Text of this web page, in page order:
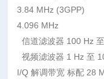
3.84 MHz (3GPP)
4.096 MHz
信道滤波器 100 Hz
视频滤波器 1 Hz 至
I/Q 解调带宽 标配 28